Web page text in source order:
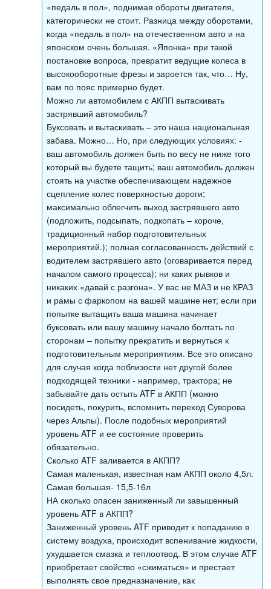
«педаль в пол», поднимая обороты двигателя,
категорически не стоит. Разница между оборотами,
когда «педаль в пол» на отечественном авто и на
японском очень большая. «Японка» при такой
постановке вопроса, превратит ведущие колеса в
высокооборотные фрезы и зароется так, что… Ну,
вам по пояс примерно будет.
Можно ли автомобилем с АКПП вытаскивать
застрявший автомобиль?
Буксовать и вытаскивать – это наша национальная
забава. Можно… Но, при следующих условиях: -
ваш автомобиль должен быть по весу не ниже того
который вы будете тащить; ваш автомобиль должен
стоять на участке обеспечивающем надежное
сцепление колес поверхностью дороги;
максимально облегчить выход застрявшего авто
(подложить, подсыпать, подкопать – короче,
традиционный набор подготовительных
мероприятий.); полная согласованность действий с
водителем застрявшего авто (оговаривается перед
началом самого процесса); ни каких рывков и
никаких «давай с разгона». У вас не МАЗ и не КРАЗ
и рамы с фаркопом на вашей машине нет; если при
попытке вытащить ваша машина начинает
буксовать или вашу машину начало болтать по
сторонам – попытку прекратить и вернуться к
подготовительным мероприятиям. Все это описано
для случая когда поблизости нет другой более
подходящей техники - например, трактора; не
забывайте дать остыть ATF в АКПП (можно
посидеть, покурить, вспомнить переход Суворова
через Альпы). После подобных мероприятий
уровень ATF и ее состояние проверить
обязательно.
Сколько ATF заливается в АКПП?
Самая маленькая, известная нам АКПП около 4,5л.
Самая большая- 15,5-16л
НА сколько опасен заниженный ли завышенный
уровень ATF в АКПП?
Заниженный уровень ATF приводит к попаданию в
систему воздуха, происходит вспенивание жидкости,
ухудшается смазка и теплоотвод. В этом случае ATF
приобретает свойство «сжиматься» и престает
выполнять свое предназначение, как